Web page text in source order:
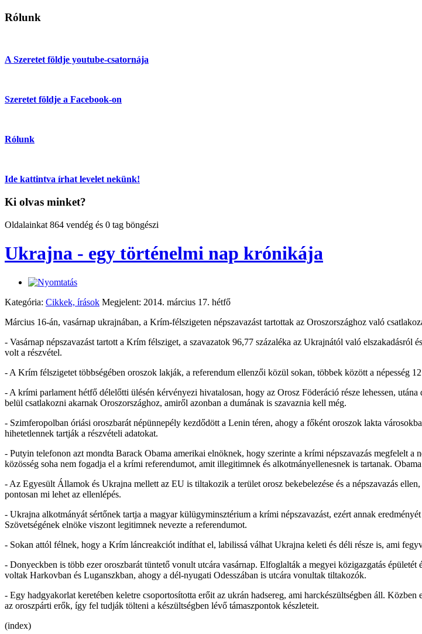
Rólunk
A Szeretet földje youtube-csatornája
Szeretet földje a Facebook-on
Rólunk
Ide kattintva írhat levelet nekünk!
Ki olvas minket?
Oldalainkat 864 vendég és 0 tag böngészi
Ukrajna - egy történelmi nap krónikája
Kategória: Cikkek, írások Megjelent: 2014. március 17. hétfő
Március 16-án, vasárnap ukrajnában, a Krím-félszigeten népszavazást tartottak az Oroszországhoz való
- Vasárnap népszavazást tartott a Krím félsziget, a szavazatok 96,77 százaléka az Ukrajnától való
volt a részvétel.
- A Krím félszigetet többségében oroszok lakják, a referendum ellenzői közül sokan, többek között a népesség
- A krími parlament hétfő délelőtti ülésén kérvényezi hivatalosan, hogy az Orosz Föderáció része lehessen,
belül csatlakozni akarnak Oroszországhoz, amiről azonban a dumának is szavaznia kell még.
- Szimferopolban óriási oroszbarát népünnepély kezdődött a Lenin téren, ahogy a főként oroszok lakta
hihetetlennek tartják a részvételi adatokat.
- Putyin telefonon azt mondta Barack Obama amerikai elnöknek, hogy szerinte a krími népszavazás megfelelt
közösség soha nem fogadja el a krími referendumot, amit illegitimnek és alkotmányellenesnek is tartanak.
- Az Egyesült Államok és Ukrajna mellett az EU is tiltakozik a terület orosz bekebelezése és a népszavazás
pontosan mi lehet az ellenlépés.
- Ukrajna alkotmányát sértőnek tartja a magyar külügyminsztérium a krími népszavazást, ezért annak
Szövetségének elnöke viszont legitimnek nevezte a referendumot.
- Sokan attól félnek, hogy a Krím láncreakciót indíthat el, labilissá válhat Ukrajna keleti és déli része is, ami
- Donyeckben is több ezer oroszbarát tüntető vonult utcára vasárnap. Elfoglalták a megyei közigazgatás
voltak Harkovban és Luganszkban, ahogy a dél-nyugati Odesszában is utcára vonultak tiltakozók.
- Egy hadgyakorlat keretében keletre csoportosította erőit az ukrán hadsereg, ami harckészültségben áll.
az oroszpárti erők, így fel tudják tölteni a készültségben lévő támaszpontok készleteit.
(index)